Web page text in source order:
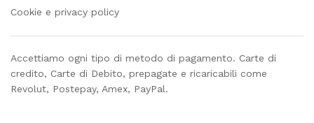
Cookie e privacy policy
Accettiamo ogni tipo di metodo di pagamento. Carte di
credito, Carte di Debito, prepagate e ricaricabili come
Revolut, Postepay, Amex, PayPal.